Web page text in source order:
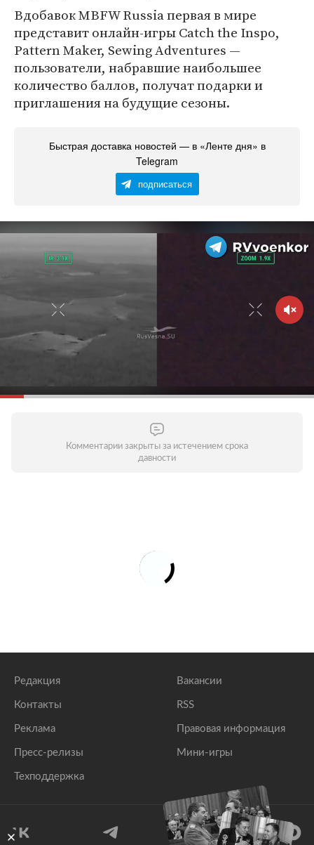
Вдобавок MBFW Russia первая в мире
представит онлайн-игры Catch the Inspo,
Pattern Maker, Sewing Adventures —
пользователи, набравшие наибольшее
количество баллов, получат подарки и
приглашения на будущие сезоны.
Быстрая доставка новостей — в «Ленте дня» в
Telegram
подписаться
Комментарии закрыты за истечением срока
давности
Редакция
Контакты
Реклама
Пресс-релизы
Техподдержка
Вакансии
RSS
Правовая информация
Мини-игры